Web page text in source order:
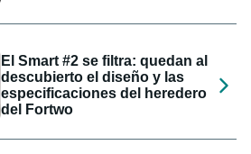
El Smart #2 se filtra: quedan al
descubierto el diseño y las
especificaciones del heredero
del Fortwo